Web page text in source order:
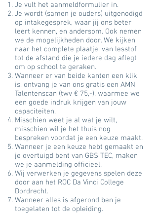
Je vult het aanmeldformulier in.
Je wordt (samen je ouders) uitgenodigd
op intakegesprek, waar jij ons beter
leert kennen, en andersom. Ook nemen
we de mogelijkheden door. We kijken
naar het complete plaatje, van lesstof
tot de afstand die je iedere dag aflegt
om op school te geraken.
Wanneer er van beide kanten een klik
is, ontvang je van ons gratis een AMN
Talentenscan (twv € 75,-), waarmee we
een goede indruk krijgen van jouw
capaciteiten.
Misschien weet je al wat je wilt,
misschien wil je het thuis nog
bespreken voordat je een keuze maakt.
Wanneer je een keuze hebt gemaakt en
je overtuigd bent van GBS TEC, maken
we je aanmelding officieel.
Wij verwerken je gegevens spelen deze
door aan het ROC Da Vinci College
Dordrecht.
Wanneer alles is afgerond ben je
toegelaten tot de opleiding.